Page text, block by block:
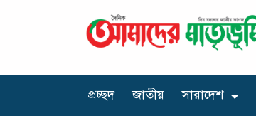
প্রচ্ছদ জাতীয় সারাদেশ